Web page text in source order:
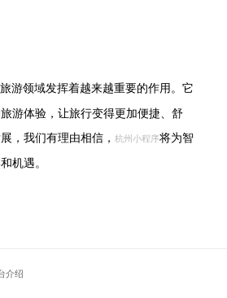
游领域发挥着越来越重要的作用。它
游体验，让旅行变得更加便捷、舒
，我们有理由相信， 杭州小程序将为智
机遇。
介绍